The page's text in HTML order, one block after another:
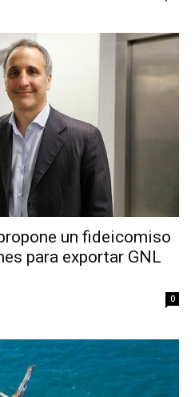
un fideicomiso
para exportar GNL
0